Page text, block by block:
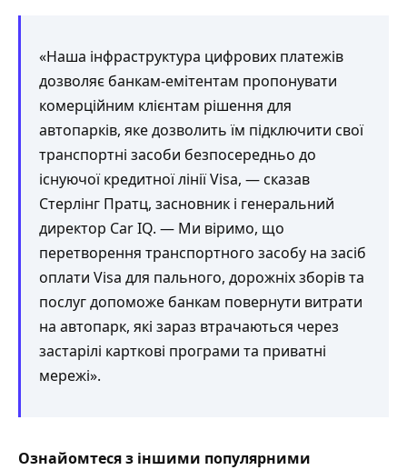
«Наша інфраструктура цифрових платежів
дозволяє банкам-емітентам пропонувати
комерційним клієнтам рішення для
автопарків, яке дозволить їм підключити свої
транспортні засоби безпосередньо до
існуючої кредитної лінії Visa, — сказав
Стерлінг Пратц, засновник і генеральний
директор Car IQ. — Ми віримо, що
перетворення транспортного засобу на засіб
оплати Visa для пального, дорожніх зборів та
послуг допоможе банкам повернути витрати
на автопарк, які зараз втрачаються через
застарілі карткові програми та приватні
мережі».
Ознайомтеся з іншими популярними